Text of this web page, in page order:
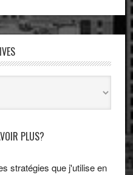
PLUS?
stratégies que j'utilise en